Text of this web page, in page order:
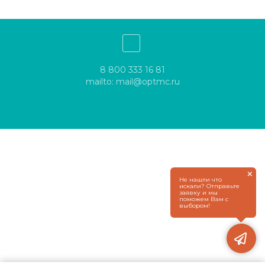
8 800 333 16 81
mailto: mail@optmc.ru
Не нашли что
искали? Отправьте
заявку и мы
поможем Вам с
выбором!
×